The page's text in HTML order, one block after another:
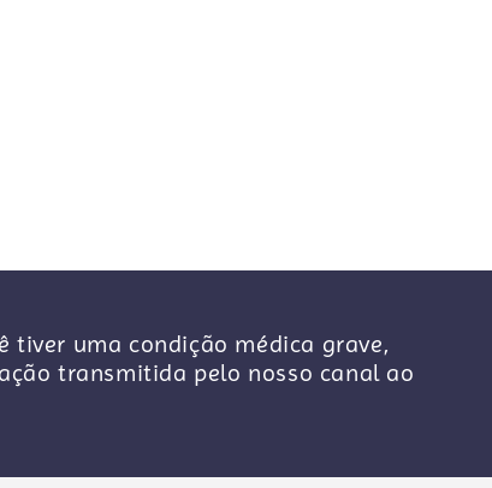
tiver uma condição médica grave,
transmitida pelo nosso canal ao